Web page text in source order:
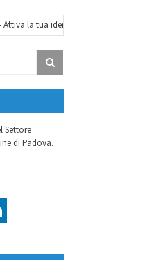
la tua identità digitale
Settore
di Padova.